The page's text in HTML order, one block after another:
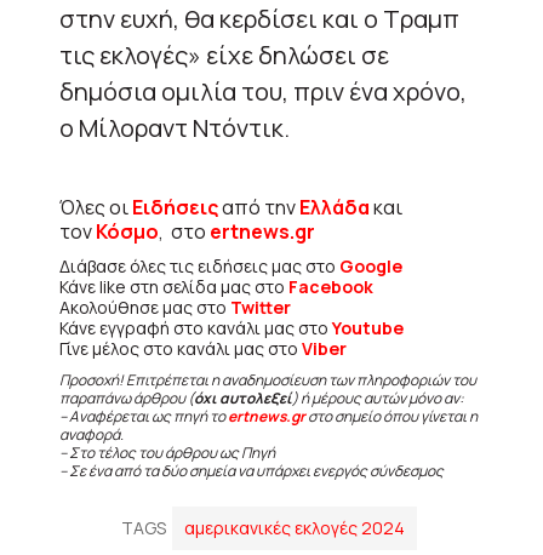
στην ευχή, θα κερδίσει και ο Τραμπ
τις εκλογές» είχε δηλώσει σε
δημόσια ομιλία του, πριν ένα χρόνο,
ο Μίλοραντ Ντόντικ.
Όλες οιΕιδήσειςαπό τηνΕλλάδακαι
τονΚόσμο, στο ertnews.gr
Διάβασε όλες τις ειδήσεις μας στο Google
Κάνε like στη σελίδα μας στο Facebook
Ακολούθησε μας στο Twitter
Κάνε εγγραφή στο κανάλι μας στοYoutube
Γίνε μέλος στο κανάλι μας στο Viber
Προσοχή! Επιτρέπεται η αναδημοσίευση των πληροφοριών του
παραπάνω άρθρου (όχι αυτολεξεί) ή μέρους αυτών μόνο αν:
– Αναφέρεται ως πηγή τοertnews.grστο σημείο όπου γίνεται η
αναφορά.
– Στο τέλος του άρθρου ως Πηγή
– Σε ένα από τα δύο σημεία να υπάρχει ενεργός σύνδεσμος
TAGS αμερικανικές εκλογές 2024